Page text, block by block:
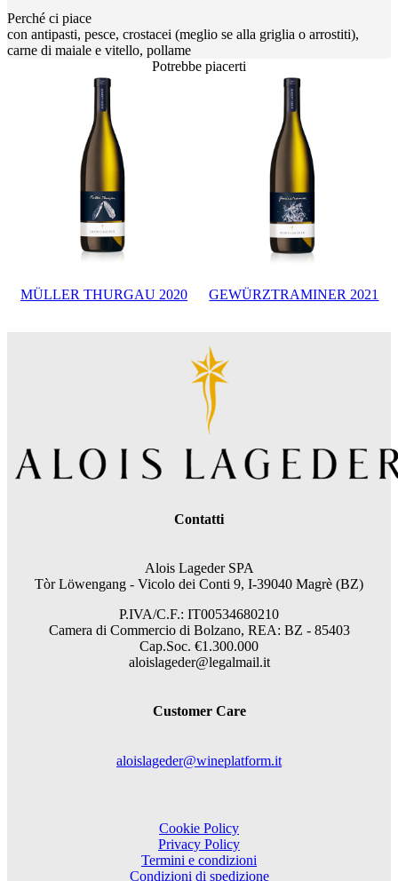
Perché ci piace
con antipasti, pesce, crostacei (meglio se alla griglia o arrostiti),
carne di maiale e vitello, pollame
Potrebbe piacerti
MÜLLER THURGAU 2020 GEWÜRZTRAMINER 2021
Contatti
Alois Lageder SPA
Tòr Löwengang - Vicolo dei Conti 9, I-39040 Magrè (BZ)
P.IVA/C.F.: IT00534680210
Camera di Commercio di Bolzano, REA: BZ - 85403
Cap.Soc. €1.300.000
aloislageder@legalmail.it
Customer Care
aloislageder@wineplatform.it
Cookie Policy
Privacy Policy
Termini e condizioni
Condizioni di spedizione